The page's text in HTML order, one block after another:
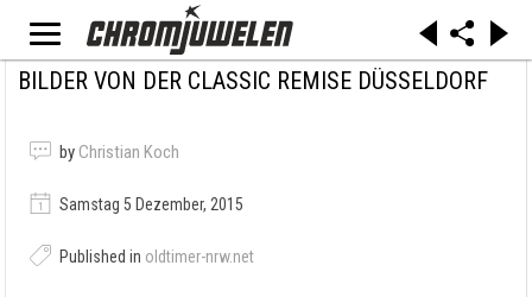
BILDER VON DER CLASSIC REMISE DÜSSELDORF
by Christian Koch
Samstag 5 Dezember, 2015
Published in oldtimer-nrw.net